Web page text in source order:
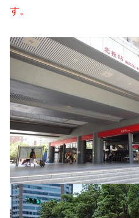
す。